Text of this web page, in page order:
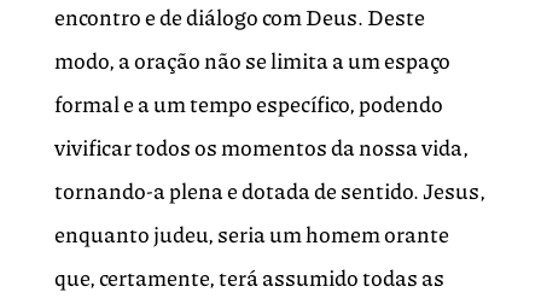
encontro e de diálogo com Deus. Deste
modo, a oração não se limita a um espaço
formal e a um tempo específico, podendo
vivificar todos os momentos da nossa vida,
tornando-a plena e dotada de sentido. Jesus,
enquanto judeu, seria um homem orante
que, certamente, terá assumido todas as